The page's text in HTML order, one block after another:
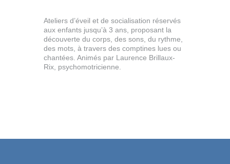
Ateliers d’éveil et de socialisation réservés
aux enfants jusqu’à 3 ans, proposant la
découverte du corps, des sons, du rythme,
des mots, à travers des comptines lues ou
chantées. Animés par Laurence Brillaux-
Rix, psychomotricienne.